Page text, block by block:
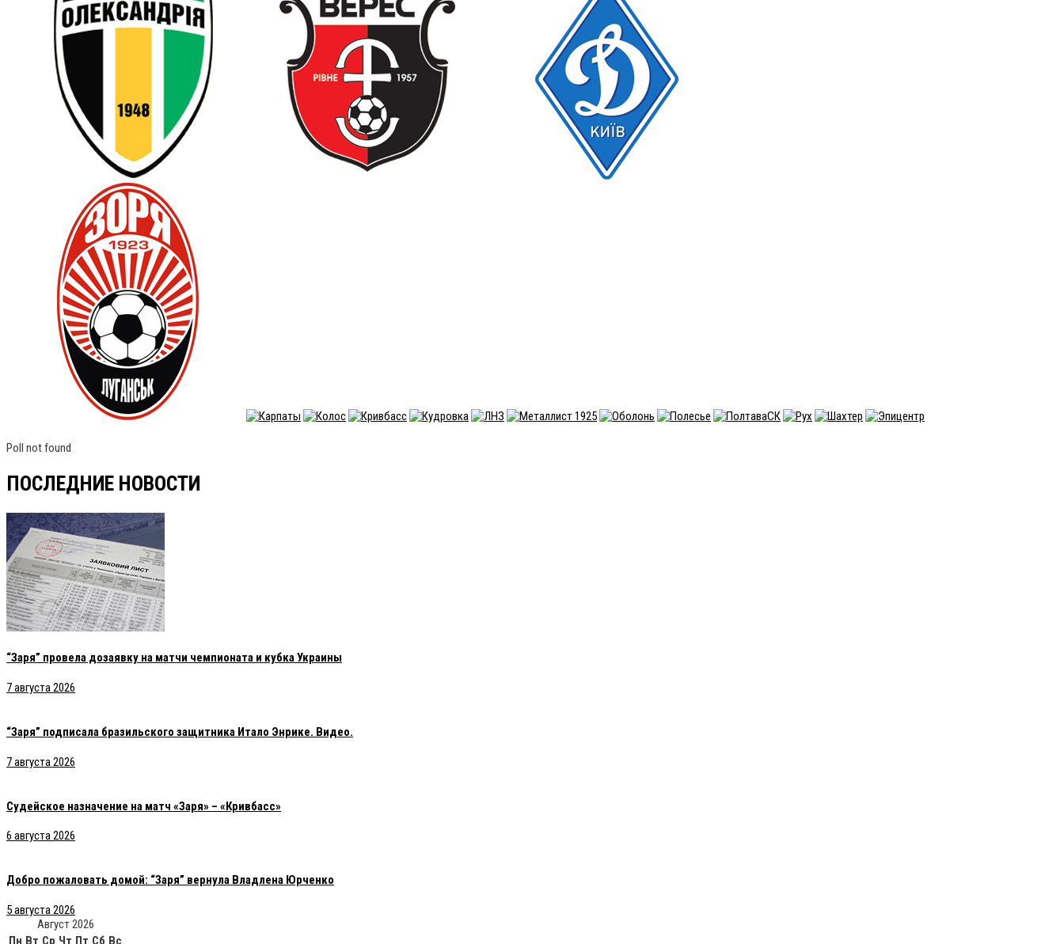
Poll not found
ПОСЛЕДНИЕ НОВОСТИ
“Заря” провела дозаявку на матчи чемпионата и кубка Украины
7 августа 2026
“Заря” подписала бразильского защитника Итало Энрике. Видео.
7 августа 2026
Судейское назначение на матч «Заря» – «Кривбасс»
6 августа 2026
Добро пожаловать домой: “Заря” вернула Владлена Юрченко
5 августа 2026
Август 2026
Пн Вт Ср Чт Пт Сб Вс